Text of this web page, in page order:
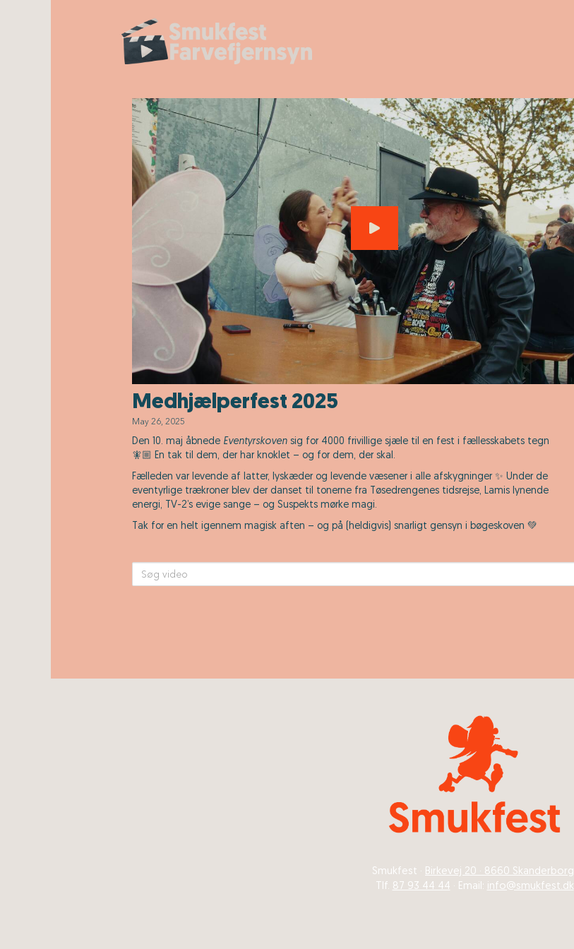
Medhjælperfest 2025
May 26, 2025
Den 10. maj åbnede Eventyrskoven sig for 4000 frivillige sjæle til en fest i fællesskabets tegn
🧚🏼 En tak til dem, der har knoklet – og for dem, der skal.
Fælleden var levende af latter, lyskæder og levende væsener i alle afskygninger ✨ Under de
eventyrlige trækroner blev der danset til tonerne fra Tøsedrengenes tidsrejse, Lamis lynende
energi, TV-2’s evige sange – og Suspekts mørke magi.
Tak for en helt igennem magisk aften – og på (heldigvis) snarligt gensyn i bøgeskoven 💚
Smukfest · Birkevej 20 · 8660 Skanderborg
Tlf. 87 93 44 44 · Email: info@smukfest.dk